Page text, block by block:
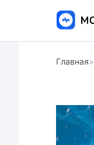
Главная>